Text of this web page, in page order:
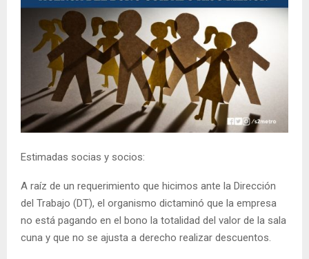
Estimadas socias y socios:
A raíz de un requerimiento que hicimos ante la Dirección
del Trabajo (DT), el organismo dictaminó que la empresa
no está pagando en el bono la totalidad del valor de la sala
cuna y que no se ajusta a derecho realizar descuentos.